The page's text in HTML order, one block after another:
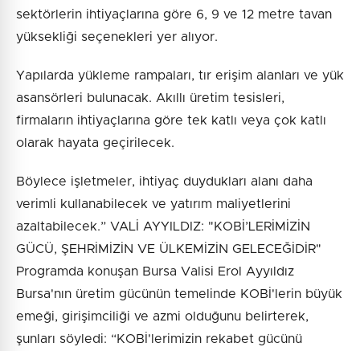
sektörlerin ihtiyaçlarına göre 6, 9 ve 12 metre tavan
yüksekliği seçenekleri yer alıyor.
Yapılarda yükleme rampaları, tır erişim alanları ve yük
asansörleri bulunacak. Akıllı üretim tesisleri,
firmaların ihtiyaçlarına göre tek katlı veya çok katlı
olarak hayata geçirilecek.
Böylece işletmeler, ihtiyaç duydukları alanı daha
verimli kullanabilecek ve yatırım maliyetlerini
azaltabilecek.” VALİ AYYILDIZ: "KOBİ’LERİMİZİN
GÜCÜ, ŞEHRİMİZİN VE ÜLKEMİZİN GELECEĞİDİR"
Programda konuşan Bursa Valisi Erol Ayyıldız
Bursa'nın üretim gücünün temelinde KOBİ'lerin büyük
emeği, girişimciliği ve azmi olduğunu belirterek,
şunları söyledi: “KOBİ'lerimizin rekabet gücünü